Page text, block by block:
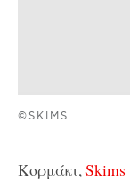
©SKIMS
Κορμάκι, Skims